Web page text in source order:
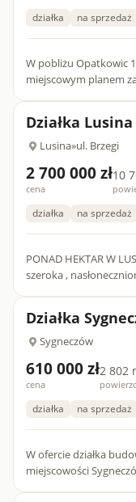
działka na sprzedaż
W pobliżu Opatkowic 1,30 ha Szeroka , plaska działka objęta
miejscowym planem
Działka
Lusina»ul. Brzegi
2 700 000 zł
cena
10
działka na sprzedaż
PONAD HEKTAR W LUSINIE pod zabudowę
szeroka ,
Działka
Sygneczów
610 000 zł
cena
2 802
działka na sprzedaż
W ofercie działka
miejscowości Sygneczów gmina